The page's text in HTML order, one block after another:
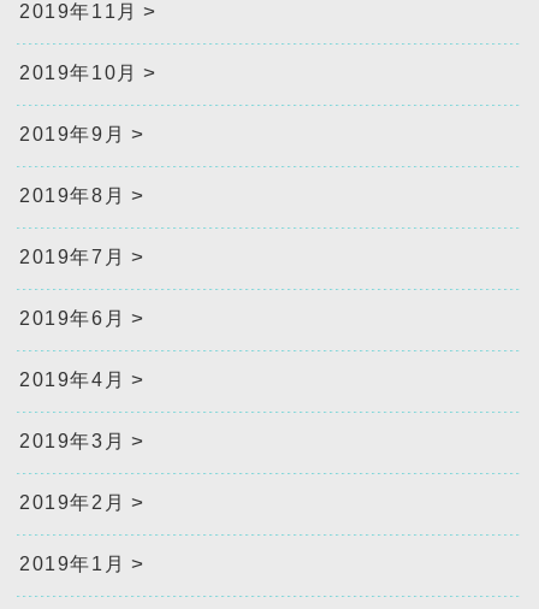
2019年11月
2019年10月
2019年9月
2019年8月
2019年7月
2019年6月
2019年4月
2019年3月
2019年2月
2019年1月